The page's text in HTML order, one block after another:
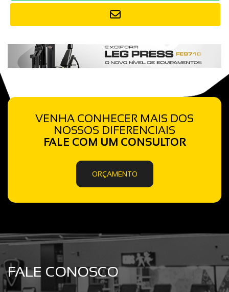
VENHA CONHECER MAIS DOS
NOSSOS DIFERENCIAIS
FALE COM UM CONSULTOR
ORÇAMENTO
FALE CONOSCO